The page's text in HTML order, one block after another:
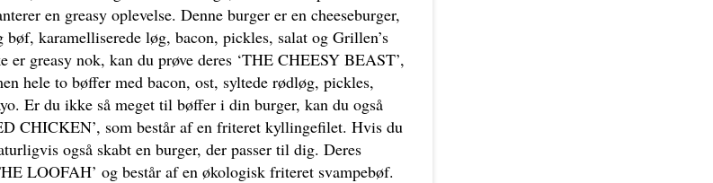
en greasy oplevelse. Denne burger er en cheeseburger,
karamelliserede løg, bacon, pickles, salat og Grillen’s
er greasy nok, kan du prøve deres ‘THE CHEESY BEAST’,
hele to bøffer med bacon, ost, syltede rødløg, pickles,
Er du ikke så meget til bøffer i din burger, kan du også
CHICKEN’, som består af en friteret kyllingefilet. Hvis du
også skabt en burger, der passer til dig. Deres
LOOFAH’ og består af en økologisk friteret svampebøf.